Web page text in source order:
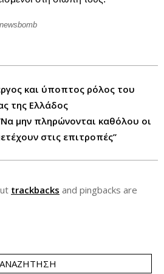
newsbomb
και ύποπτος ρόλος του
της Ελλάδος
μην πληρώνονται καθόλου οι
στις επιτροπές”
trackbacks and pingbacks are
ΑΝΑΖΉΤΗΣΗ